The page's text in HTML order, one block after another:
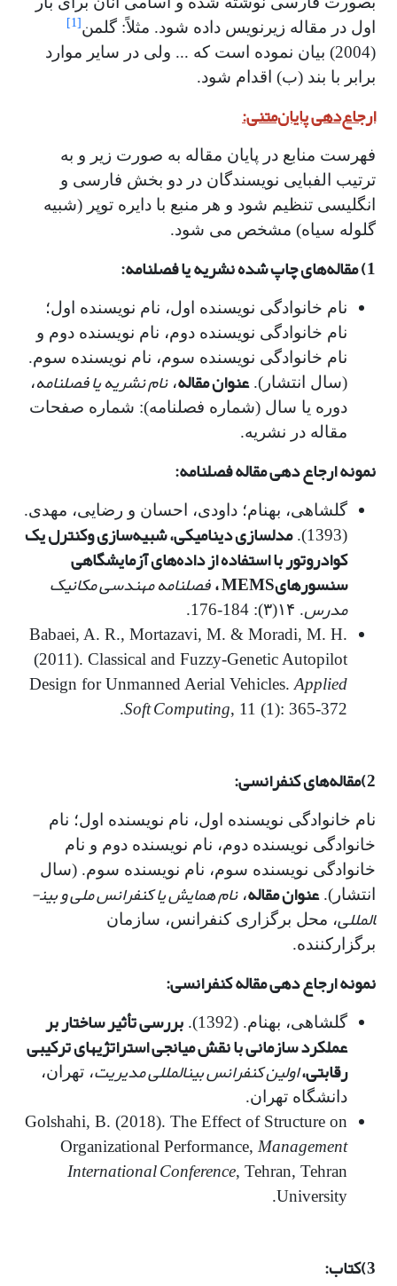
اول در مقاله زیرنویس داده شود. مثلاً: گلمن[1]
(2004) بیان نموده است که ... ولی در سایر موارد
برابر با بند (ب) اقدام شود.
ارجاع­‌دهی پایان­‌متنی:
فهرست منابع در پایان مقاله به صورت زیر و به
ترتیب الفبایی نویسندگان در دو بخش فارسی و
انگلیسی تنظیم شود و هر منبع با دایره توپر (شبیه
گلوله سیاه) مشخص می شود.
1) مقاله­‌های چاپ شده نشریه­ یا فصلنامه:
نام خانوادگی نویسنده اول، نام نویسنده اول؛
نام خانوادگی نویسنده دوم، نام نویسنده دوم و
نام خانوادگی نویسنده سوم، نام نویسنده سوم.
(سال انتشار).عنوان مقاله،نام نشریه یا فصلنامه،
دوره یا سال (شماره فصلنامه): شماره صفحات
مقاله در نشریه.
نمونه ارجاع دهی مقاله فصلنامه:
گلشاهی، بهنام؛ داودی، احسان و رضایی، مهدی.
(1393).
مدلسازی دینامیکی، شبیه‌سازی وکنترل یک
کوادروتور با استفاده از داده‌های آزمایشگاهی
سنسورهایMEMS،فصلنامه مهندسی مکانیک
مدرس. ۱۴(۳): 184-176.
Babaei, A. R., Mortazavi, M. & Moradi, M. H.
(2011). Classical and Fuzzy-Genetic Autopilot
Design for Unmanned Aerial Vehicles.Applied
Soft Computing, 11 (1): 365-372.
2)مقاله­‌های کنفرانسی:
نام خانوادگی نویسنده اول، نام نویسنده اول؛ نام
خانوادگی نویسنده دوم، نام نویسنده دوم و نام
خانوادگی نویسنده سوم، نام نویسنده سوم. (سال
انتشار).عنوان مقاله،
نام همایش یا کنفرانس ملی و بین­
المللی، محل برگزاری کنفرانس، سازمان
برگزارکننده.
نمونه ارجاع دهی مقاله کنفرانسی:
گلشاهی، بهنام. (1392). بررسی تأثیر ساختار بر
عملکرد سازمانی با نقش میانجی استراتژی­های ترکیبی
رقابتی،اولین کنفرانس بین­المللی مدیریت، تهران،
دانشگاه تهران.
Golshahi, B. (2018). The Effect of Structure on
Organizational Performance, Management
International Conference, Tehran, Tehran
University.
3)کتاب: